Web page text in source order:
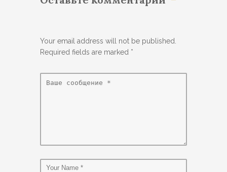
Your email address will not be published.
Required fields are marked *